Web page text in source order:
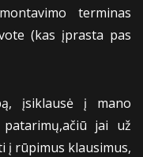
terminas
(kas įprasta pas
įsiklausė į mano
jai už
į rūpimus klausimus,